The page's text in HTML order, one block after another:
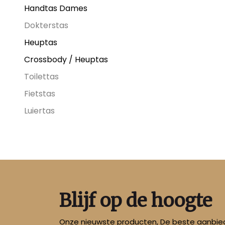
Handtas Dames
Dokterstas
Heuptas
Crossbody / Heuptas
Toilettas
Fietstas
Luiertas
Blijf op de hoogte
Onze nieuwste producten, De beste